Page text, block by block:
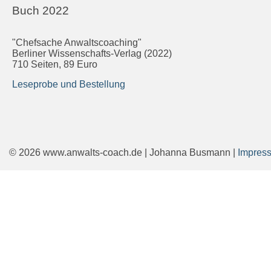
Buch 2022
"Chefsache Anwaltscoaching"
Berliner Wissenschafts-Verlag (2022)
710 Seiten, 89 Euro
Leseprobe und Bestellung
© 2026 www.anwalts-coach.de | Johanna Busmann |